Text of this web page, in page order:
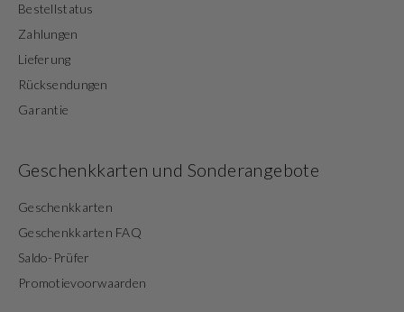
Bestellstatus
Zahlungen
Lieferung
Rücksendungen
Garantie
Geschenkkarten und Sonderangebote
Geschenkkarten
Geschenkkarten FAQ
Saldo-Prüfer
Promotievoorwaarden